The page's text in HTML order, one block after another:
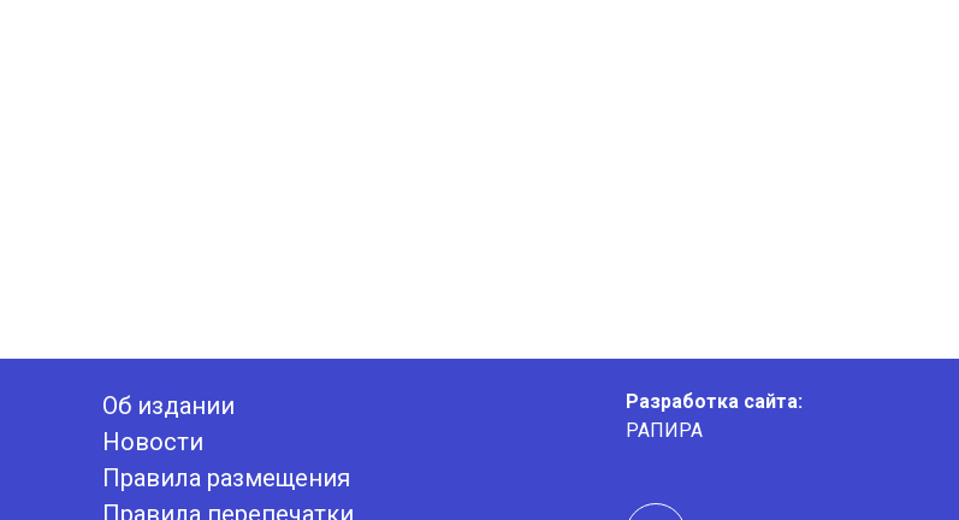
Об издании
Новости
Правила размещения
Правила перепечатки
Разработка сайта:
РАПИРА